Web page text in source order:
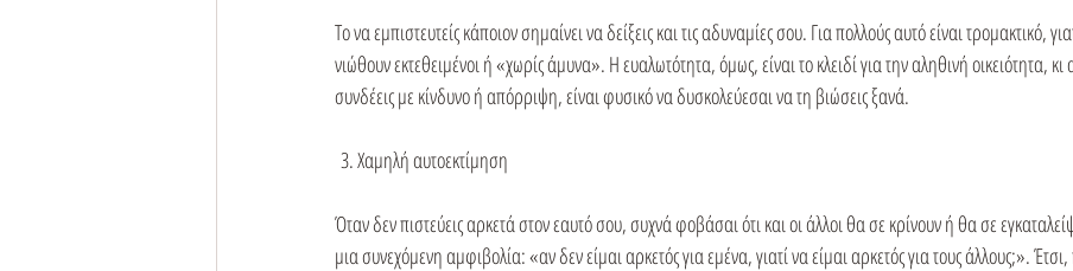
Το να εμπιστευτείς κάποιον σημαίνει να δείξεις και τις αδυναμίες σου. Για πολλούς αυτό είναι τρομακτικό,
νιώθουν εκτεθειμένοι ή «χωρίς άμυνα». Η ευαλωτότητα, όμως, είναι το κλειδί για την αληθινή οικειότητα, κι
συνδέεις με κίνδυνο ή απόρριψη, είναι φυσικό να δυσκολεύεσαι να τη βιώσεις ξανά.
3. Χαμηλή αυτοεκτίμηση
Όταν δεν πιστεύεις αρκετά στον εαυτό σου, συχνά φοβάσαι ότι και οι άλλοι θα σε κρίνουν ή θα σε
μια συνεχόμενη αμφιβολία: «αν δεν είμαι αρκετός για εμένα, γιατί να είμαι αρκετός για τους άλλους;».